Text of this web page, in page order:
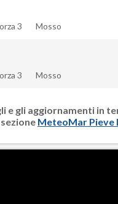
3
Mosso
3
Mosso
e gli aggiornamenti in
MeteoMar Pieve